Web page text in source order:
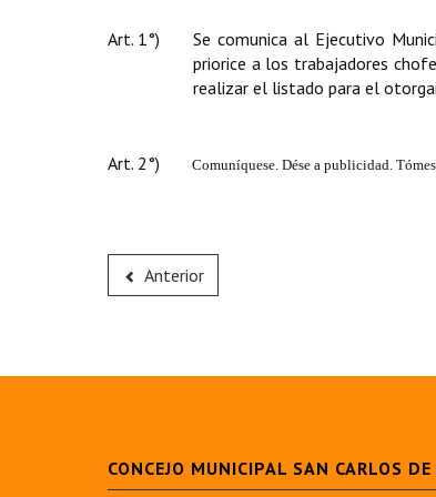
Art. 1°)
Se comunica al Ejecutivo
priorice a los trabajadores
realizar el listado para el
Art. 2°) Comuníquese. Dése a publicidad.
Anterior
CONCEJO MUNICIPAL SAN CARLOS